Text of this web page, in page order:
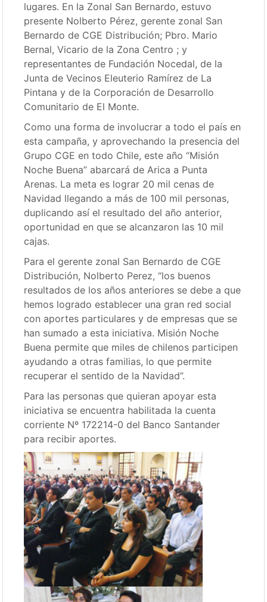
lugares. En la Zonal San Bernardo, estuvo
presente Nolberto Pérez, gerente zonal San
Bernardo de CGE Distribución; Pbro. Mario
Bernal, Vicario de la Zona Centro ; y
representantes de Fundación Nocedal, de la
Junta de Vecinos Eleuterio Ramírez de La
Pintana y de la Corporación de Desarrollo
Comunitario de El Monte.
Como una forma de involucrar a todo el país en
esta campaña, y aprovechando la presencia del
Grupo CGE en todo Chile, este año “Misión
Noche Buena” abarcará de Arica a Punta
Arenas. La meta es lograr 20 mil cenas de
Navidad llegando a más de 100 mil personas,
duplicando así el resultado del año anterior,
oportunidad en que se alcanzaron las 10 mil
cajas.
Para el gerente zonal San Bernardo de CGE
Distribución, Nolberto Perez, “los buenos
resultados de los años anteriores se debe a que
hemos logrado establecer una gran red social
con aportes particulares y de empresas que se
han sumado a esta iniciativa. Misión Noche
Buena permite que miles de chilenos participen
ayudando a otras familias, lo que permite
recuperar el sentido de la Navidad”.
Para las personas que quieran apoyar esta
iniciativa se encuentra habilitada la cuenta
corriente Nº 172214-0 del Banco Santander
para recibir aportes.